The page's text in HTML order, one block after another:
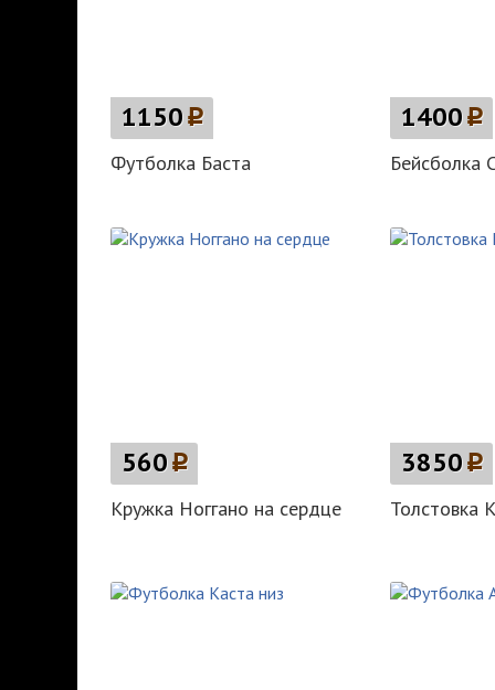
1150p
Футболка Баста
1400p
Бейсболка
560p
Кружка Ноггано на сердце
3850p
Толстовка